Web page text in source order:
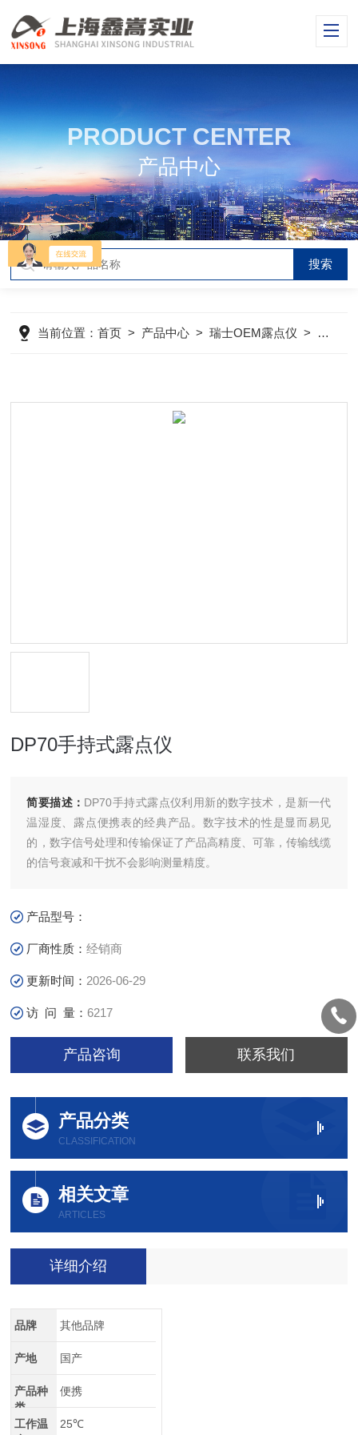
PRODUCT CENTER
产品中心
当前位置：首页 > 产品中心 >瑞士OEM露点仪 > 露点仪
DP70手持式露点仪
简要描述： DP70手持式露点仪利用新的数字技术，是新一代
温湿度、露点便携表的经典产品。数字技术的性是显而易见
的，数字信号处理和传输保证了产品高精度、可靠，传输线缆
的信号衰减和干扰不会影响测量精度。
产品型号：
厂商性质：经销商
更新时间： 2026-06-29
访 问 量：6217
产品咨询 联系我们
产品分类
CLASSIFICATION
相关文章
ARTICLES
详细介绍
品牌 其他品牌
产地 国产
产品种
类
便携
工作温
25℃